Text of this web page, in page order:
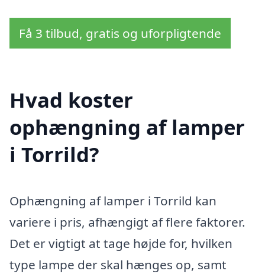
Få 3 tilbud, gratis og uforpligtende
Hvad koster
ophængning af lamper
i Torrild?
Ophængning af lamper i Torrild kan
variere i pris, afhængigt af flere faktorer.
Det er vigtigt at tage højde for, hvilken
type lampe der skal hænges op, samt